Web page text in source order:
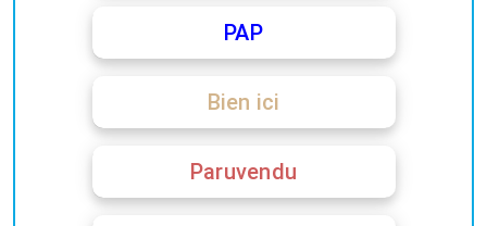
PAP
Bien ici
Paruvendu